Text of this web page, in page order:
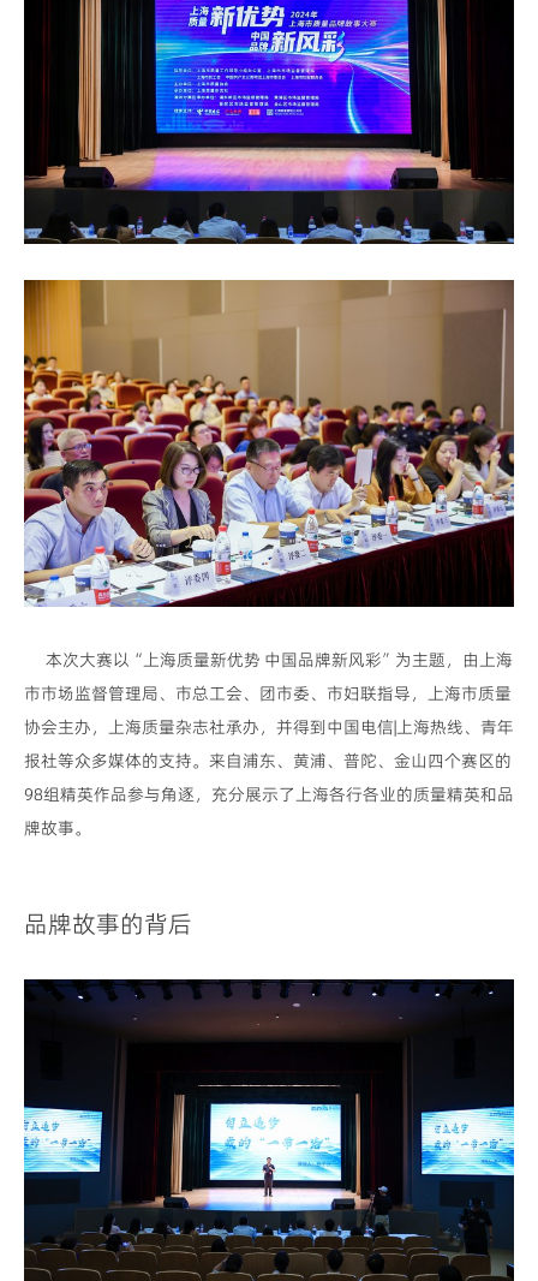
本次大赛以“上海质量新优势 中国品牌新风彩”为主题，由上海
市市场监督管理局、市总工会、团市委、市妇联指导，上海市质量
协会主办，上海质量杂志社承办，并得到中国电信|上海热线、青年
报社等众多媒体的支持。来自浦东、黄浦、普陀、金山四个赛区的
98组精英作品参与角逐，充分展示了上海各行各业的质量精英和品
牌故事。
品牌故事的背后